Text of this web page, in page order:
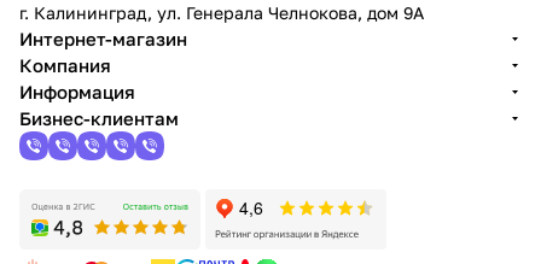
г. Калининград, ул. Генерала Челнокова, дом 9A
Интернет-магазин
Компания
Информация
Бизнес-клиентам